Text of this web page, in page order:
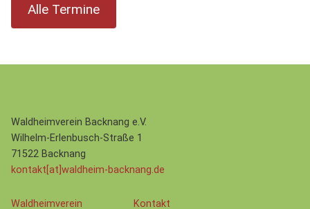
Alle Termine
Waldheimverein Backnang e.V.
Wilhelm-Erlenbusch-Straße 1
71522 Backnang
kontakt[at]waldheim-backnang.de
Waldheimverein Kontakt